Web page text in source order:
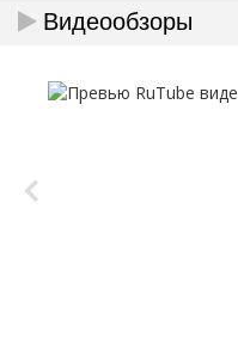
Видеообзоры